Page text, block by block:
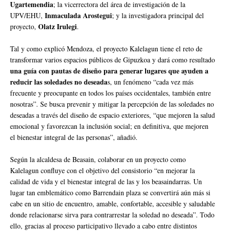
Ugartemendia; la vicerrectora del área de investigación de la
UPV/EHU, Inmaculada Arostegui; y la investigadora principal del
proyecto, Olatz Irulegi.
Tal y como explicó Mendoza, el proyecto Kalelagun tiene el reto de
transformar varios espacios públicos de Gipuzkoa y dará como resultado
una guía con pautas de diseño para generar lugares que ayuden a
reducir las soledades no deseadas, un fenómeno “cada vez más
frecuente y preocupante en todos los países occidentales, también entre
nosotras”. Se busca prevenir y mitigar la percepción de las soledades no
deseadas a través del diseño de espacio exteriores, “que mejoren la salud
emocional y favorezcan la inclusión social; en definitiva, que mejoren
el bienestar integral de las personas”, añadió.
Según la alcaldesa de Beasain, colaborar en un proyecto como
Kalelagun confluye con el objetivo del consistorio “en mejorar la
calidad de vida y el bienestar integral de las y los beasaindarras. Un
lugar tan emblemático como Barrendain plaza se convertirá aún más si
cabe en un sitio de encuentro, amable, confortable, accesible y saludable
donde relacionarse sirva para contrarrestar la soledad no deseada”. Todo
ello, gracias al proceso participativo llevado a cabo entre distintos